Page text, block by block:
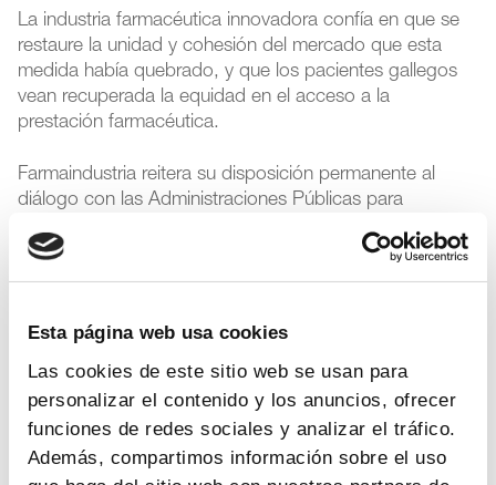
Esta página web usa cookies
Las cookies de este sitio web se usan para
personalizar el contenido y los anuncios, ofrecer
funciones de redes sociales y analizar el tráfico.
Además, compartimos información sobre el uso
La industria farmacéutica innovadora confía en que se
restaure la unidad y cohesión del mercado que esta
medida había quebrado, y que los pacientes gallegos
vean recuperada la equidad en el acceso a la
prestación farmacéutica.
Farmaindustria reitera su disposición permanente al
diálogo con las Administraciones Públicas para
Nacional de Salud.
Para más información
Departamento:Comunicación Farmaindustria